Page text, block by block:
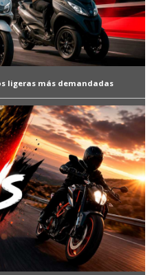
ligeras más demandadas